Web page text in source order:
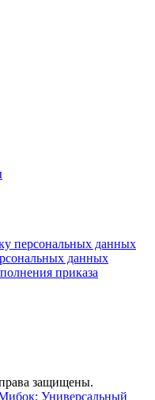
персональных данных
данных
приказа
защищены.
Универсальный